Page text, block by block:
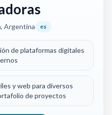
Argentina es
de plataformas digitales
y web para diversos
de proyectos